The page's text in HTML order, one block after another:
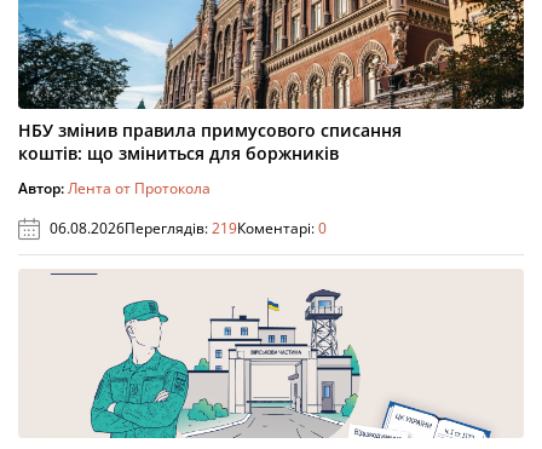
НБУ змінив правила примусового списання
коштів: що зміниться для боржників
Автор:Лента от Протокола
06.08.2026Переглядів:219Коментарі:0